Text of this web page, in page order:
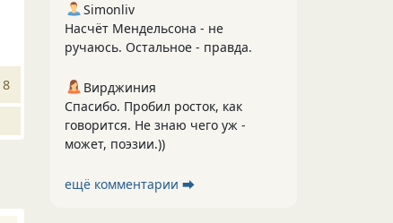
8
Simonliv
Насчёт Мендельсона - не
ручаюсь. Остальное - правда.
Вирджиния
Спасибо. Пробил росток, как
говорится. Не знаю чего уж -
может, поэзии.))
ещё комментарии ⮕